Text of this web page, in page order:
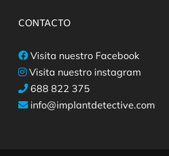
CONTACTO
Visita nuestro Facebook
Visita nuestro instagram
688 822 375
info@implantdetective.com